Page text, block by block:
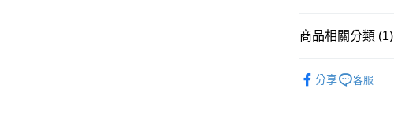
悠遊付
運送方式
商品相關分類 (1)
分享
客服